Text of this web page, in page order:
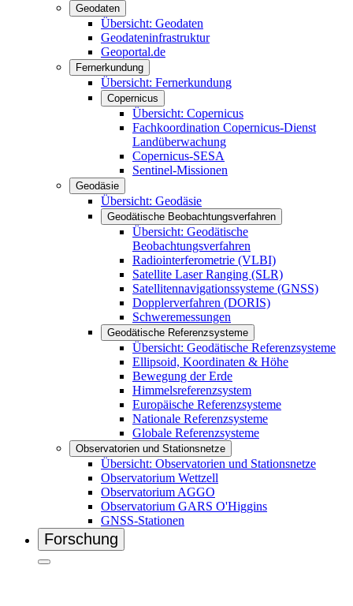
Geodaten
Übersicht: Geodaten
Geodateninfrastruktur
Geoportal.de
Fernerkundung
Übersicht: Fernerkundung
Copernicus
Übersicht: Copernicus
Fachkoordination Copernicus-Dienst
Landüberwachung
Copernicus-SESA
Sentinel-Missionen
Geodäsie
Übersicht: Geodäsie
Geodätische Beobachtungsverfahren
Übersicht: Geodätische
Beobachtungsverfahren
Radiointerferometrie (VLBI)
Satellite Laser Ranging (SLR)
Satellitennavigationssysteme (GNSS)
Dopplerverfahren (DORIS)
Schweremessungen
Geodätische Referenzsysteme
Übersicht: Geodätische Referenzsysteme
Ellipsoid, Koordinaten & Höhe
Bewegung der Erde
Himmelsreferenzsystem
Europäische Referenzsysteme
Nationale Referenzsysteme
Globale Referenzsysteme
Observatorien und Stationsnetze
Übersicht: Observatorien und Stationsnetze
Observatorium Wettzell
Observatorium AGGO
Observatorium GARS O'Higgins
GNSS-Stationen
Forschung